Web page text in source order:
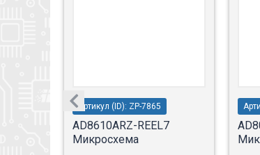
Артикул (ID): ZP-7865
AD8610ARZ-REEL7
Микросхема